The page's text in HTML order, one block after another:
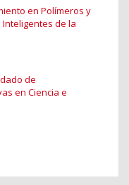
en Polímeros y
de la
de
en Ciencia e